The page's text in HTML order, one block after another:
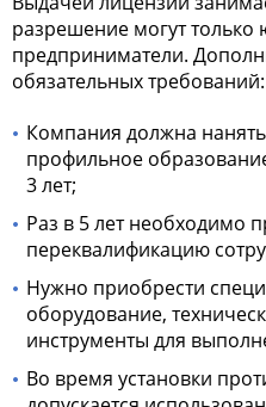
разрешение могут только
предприниматели.
обязательных требований:
Компания должна
профильное
3 лет;
Раз в 5 лет необходимо
переквалификацию
Нужно приобрести
оборудование,
инструменты для
Во время установки